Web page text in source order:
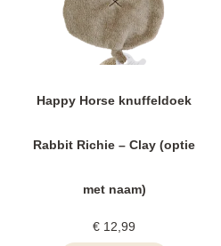
Happy Horse knuffeldoek
Rabbit Richie – Clay (optie
met naam)
€ 12,99